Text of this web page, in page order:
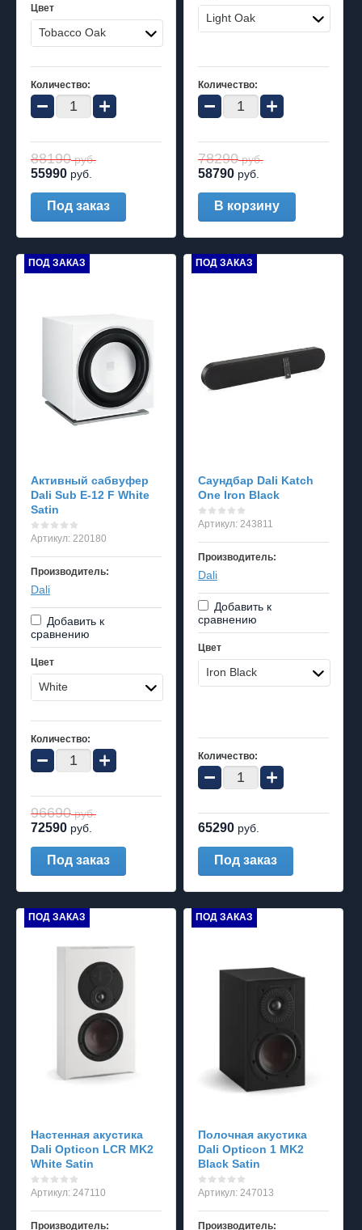
Цвет
Tobacco Oak
Количество:
− +
88190руб.
55990 руб.
Под заказ
Light Oak
Количество:
− +
78290руб.
58790 руб.
В корзину
ПОД ЗАКАЗ
Активный сабвуфер
Dali Sub E-12 F White
Satin
Артикул: 220180
Производитель:
Dali
Добавить к
сравнению
Цвет
White
Количество:
− +
96690руб.
72590 руб.
Под заказ
ПОД ЗАКАЗ
Саундбар Dali Katch
One Iron Black
Артикул:243811
Производитель:
Dali
Добавить к
сравнению
Цвет
Iron Black
Количество:
− +
65290 руб.
Под заказ
ПОД ЗАКАЗ
Настенная акустика
Dali Opticon LCR MK2
White Satin
Артикул: 247110
Производитель:
ПОД ЗАКАЗ
Полочная акустика
Dali Opticon 1 MK2
Black Satin
Артикул:247013
Производитель: